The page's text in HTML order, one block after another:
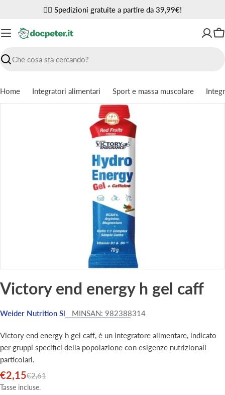
contenuto
✌🏼 Spedizioni gratuite a partire da 39,99€!
Ricerca
Home Integratori alimentari Sport e massa muscolare
Apri supporto 0 in modalità modale
Victory end energy h gel caff
Weider Nutrition Sl MINSAN: 982388314
Victory end energy h gel caff, è un integratore alimentare, indicato
per gruppi specifici della popolazione con esigenze nutrizionali
particolari.
Prezzo
di
€2,15
Prezzo
normale
€2,61
Tasse incluse.